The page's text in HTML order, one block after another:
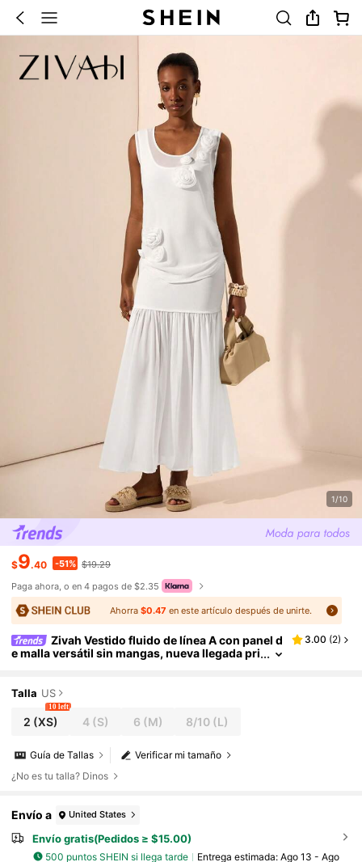
1/10
$9.40 -51% $19.29
Paga ahora, o en 4 pagos de $2.35
Ahorra $0.47 en este artículo después de unirte.
Zivah Vestido fluido de línea A con panel d
e malla versátil sin mangas, nueva llegada pri
mada, fiesta de cumpleaños, graduación, ropa ca
sual de calle, vacaciones, crucero, playa, tomar el
sol, moda, invitado de boda bohemia, informal, b
runch, aeropuerto, mujer
3.00 (2)
Talla US
2 (XS)
10 left
4(S) 6 (M) 8/10 (L)
Verificar mi tamaño
Guía de Tallas
¿No es tu talla? Dinos
Envío a United States
Envío gratis(Pedidos ≥ $15.00)
500 puntos SHEIN si llega tarde Entrega estimada: Ago 13 - Ago